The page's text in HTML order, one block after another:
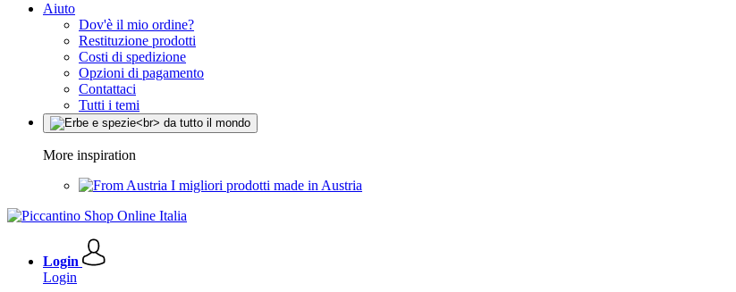
Aiuto
Dov'è il mio ordine?
Restituzione prodotti
Costi di spedizione
Opzioni di pagamento
Contattaci
Tutti i temi
More inspiration
I migliori prodotti made in Austria
Login
Login